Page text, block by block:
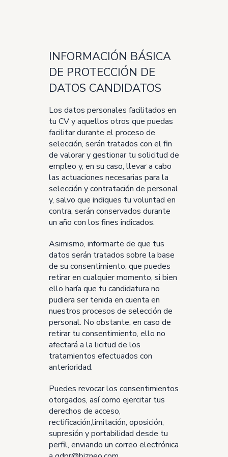
INFORMACIÓN BÁSICA
DE PROTECCIÓN DE
DATOS CANDIDATOS
Los datos personales facilitados en
tu CV y aquellos otros que puedas
facilitar durante el proceso de
selección, serán tratados con el fin
de valorar y gestionar tu solicitud de
empleo y, en su caso, llevar a cabo
las actuaciones necesarias para la
selección y contratación de personal
y, salvo que indiques tu voluntad en
contra, serán conservados durante
un año con los fines indicados.
Asimismo, informarte de que tus
datos serán tratados sobre la base
de su consentimiento, que puedes
retirar en cualquier momento, si bien
ello haría que tu candidatura no
pudiera ser tenida en cuenta en
nuestros procesos de selección de
personal. No obstante, en caso de
retirar tu consentimiento, ello no
afectará a la licitud de los
tratamientos efectuados con
anterioridad.
Puedes revocar los consentimientos
otorgados, así como ejercitar tus
derechos de acceso,
rectificación,limitación, oposición,
supresión y portabilidad desde tu
perfil, enviando un correo electrónica